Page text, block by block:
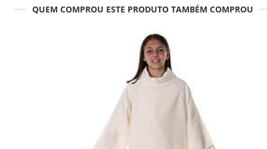
QUEM COMPROU ESTE PRODUTO TAMBÉM COMPROU